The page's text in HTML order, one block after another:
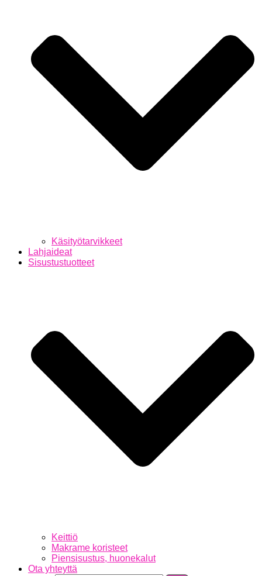
Käsityötarvikkeet
Lahjaideat
Sisustustuotteet
Keittiö
Makrame koristeet
Piensisustus, huonekalut
Ota yhteyttä